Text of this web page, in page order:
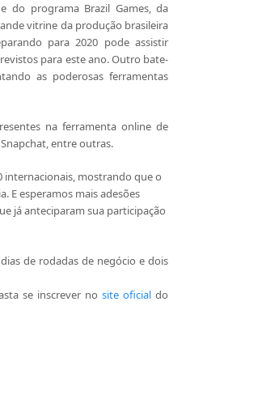
do programa Brazil Games, da
vitrine da produção brasileira
para 2020 pode assistir
para este ano. Outro bate-
as poderosas ferramentas
na ferramenta online de
entre outras.
internacionais, mostrando que o
E esperamos mais adesões
já anteciparam sua participação
de rodadas de negócio e dois
se inscrever nosite oficial do